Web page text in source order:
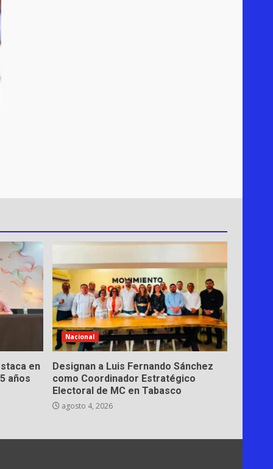
en
años
Nacional
Designan a Luis Fernando Sánchez
como Coordinador Estratégico
Electoral de MC en Tabasco
agosto 4, 2026